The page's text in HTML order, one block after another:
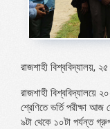
রাজশাহী বিশ্ববিদ্যালয়,
রাজশাহী বিশ্ববিদ্যালয়ে
শ্রেণিতে ভর্তি পরীক্ষা
৯টা থেকে ১০টা পর্যন্ত